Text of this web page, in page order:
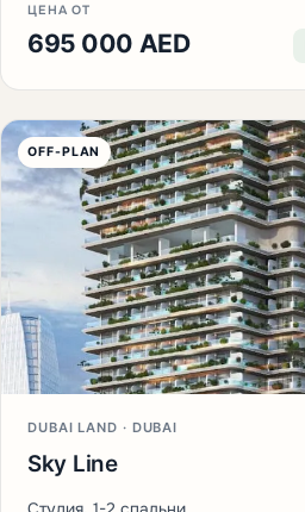
ЦЕНА ОТ
695 000 AED
OFF-PLAN
DUBAI LAND · DUBAI
Sky Line